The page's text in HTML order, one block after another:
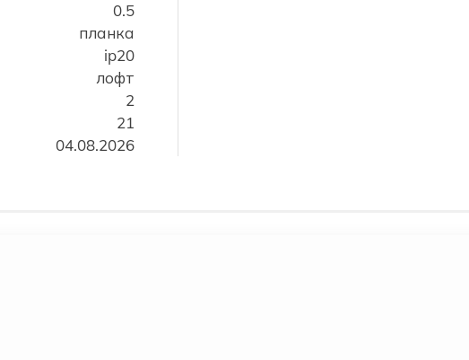
0.5
планка
ip20
лофт
2
21
04.08.2026